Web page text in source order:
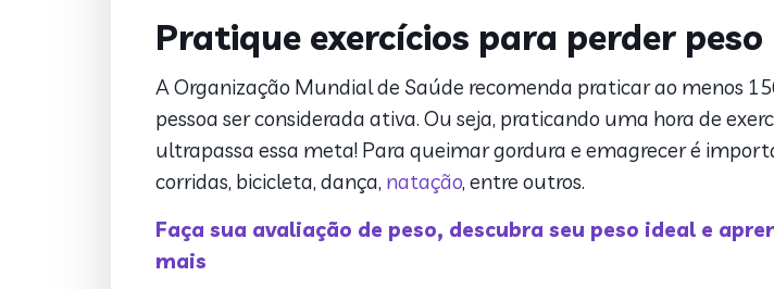
Pratique exercícios para perder peso
A Organização Mundial de Saúde recomenda praticar ao menos
pessoa ser considerada ativa. Ou seja, praticando uma hora de
ultrapassa essa meta! Para queimar gordura e emagrecer é
corridas, bicicleta, dança, natação, entre outros.
Faça sua avaliação de peso, descubra seu peso ideal e
mais